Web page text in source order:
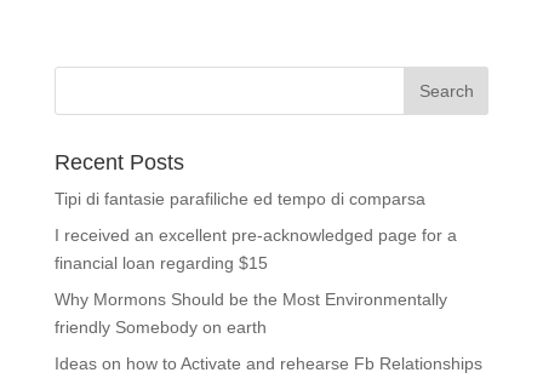
Recent Posts
Tipi di fantasie parafiliche ed tempo di comparsa
I received an excellent pre-acknowledged page for a
financial loan regarding $15
Why Mormons Should be the Most Environmentally
friendly Somebody on earth
Ideas on how to Activate and rehearse Fb Relationships